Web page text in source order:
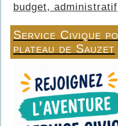
budget,
Service Civique
plateau de Sauzet